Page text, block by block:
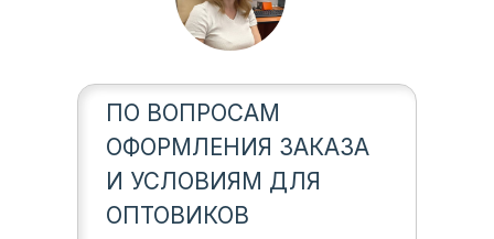
ПО ВОПРОСАМ
ОФОРМЛЕНИЯ ЗАКАЗА
И УСЛОВИЯМ ДЛЯ
ОПТОВИКОВ